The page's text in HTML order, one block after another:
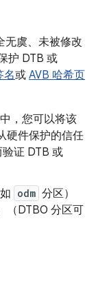
无虞、未被修改
护 DTB 或
名或 AVB 哈希页
，您可以将该
硬件保护的信任
证 DTB 或
odm 分区）
（DTBO 分区可